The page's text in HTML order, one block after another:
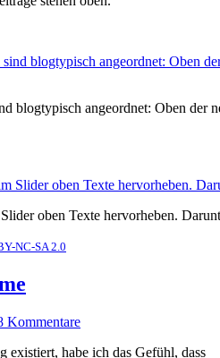
blogtypisch angeordnet: Oben der
oben Texte hervorheben.
NC-SA 2.0
Kommentare
existiert, habe ich das Gefühl, dass